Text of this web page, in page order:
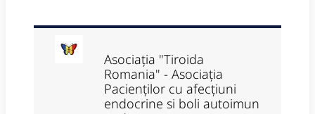
Asociația "Tiroida
Romania" - Asociația
Pacienților cu afecțiuni
endocrine si boli autoimun